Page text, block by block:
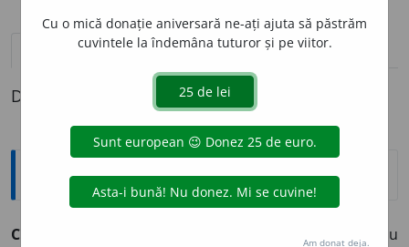
definiții (1) pronunțievolume_up (2)
Definiția cu ID-ul 847832:
Explicative DEX
CLOCOT
(Despre lichide sau
Cu o mică donație aniversară ne-ați ajuta să păstrăm
cuvintele la îndemâna tuturor și pe viitor.
Am donat deja.